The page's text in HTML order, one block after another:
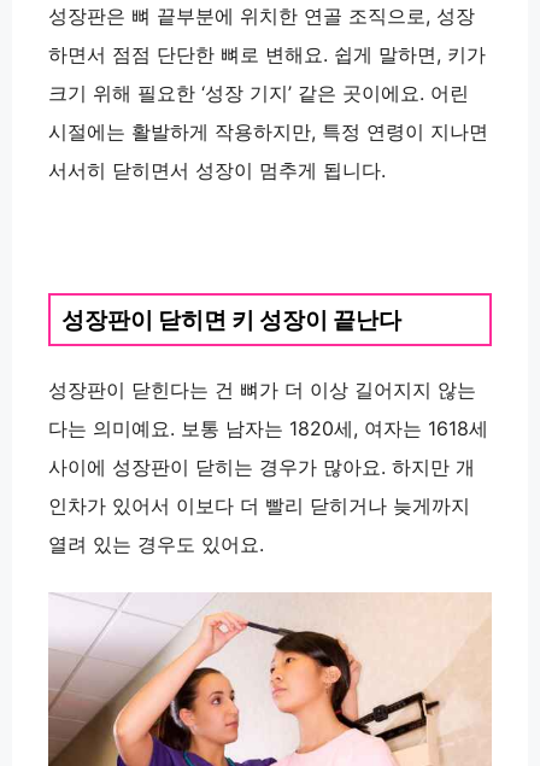
성장판은 뼈 끝부분에 위치한 연골 조직으로, 성장
하면서 점점 단단한 뼈로 변해요. 쉽게 말하면, 키가
크기 위해 필요한 ‘성장 기지’ 같은 곳이에요. 어린
시절에는 활발하게 작용하지만, 특정 연령이 지나면
서서히 닫히면서 성장이 멈추게 됩니다.
성장판이 닫히면 키 성장이 끝난다
성장판이 닫힌다는 건 뼈가 더 이상 길어지지 않는
다는 의미예요. 보통 남자는 1820세, 여자는 1618세
사이에 성장판이 닫히는 경우가 많아요. 하지만 개
인차가 있어서 이보다 더 빨리 닫히거나 늦게까지
열려 있는 경우도 있어요.